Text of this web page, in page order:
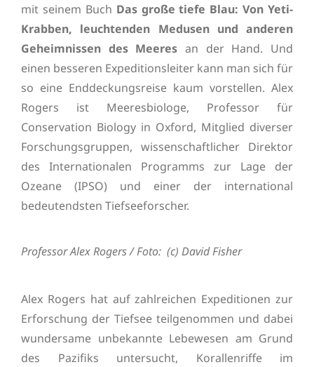
mit seinem Buch Das große tiefe Blau: Von Yeti-
Krabben, leuchtenden Medusen und anderen
Geheimnissen des Meeres an der Hand. Und
einen besseren Expeditionsleiter kann man sich für
so eine Enddeckungsreise kaum vorstellen. Alex
Rogers ist Meeresbiologe, Professor für
Conservation Biology in Oxford, Mitglied diverser
Forschungsgruppen, wissenschaftlicher Direktor
des Internationalen Programms zur Lage der
Ozeane (IPSO) und einer der international
bedeutendsten Tiefseeforscher.
Professor Alex Rogers / Foto: (c) David Fisher
Alex Rogers hat auf zahlreichen Expeditionen zur
Erforschung der Tiefsee teilgenommen und dabei
wundersame unbekannte Lebewesen am Grund
des Pazifiks untersucht, Korallenriffe im